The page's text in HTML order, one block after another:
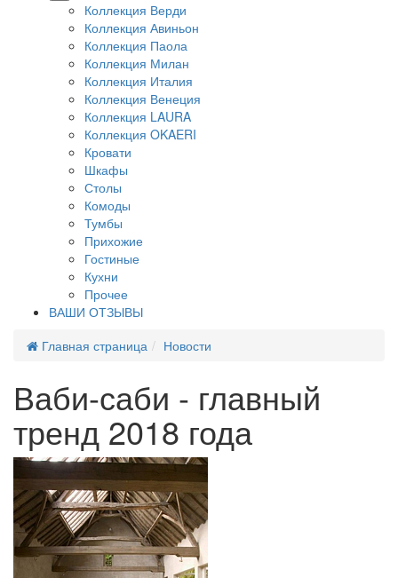
Коллекция Верди
Коллекция Авиньон
Коллекция Паола
Коллекция Милан
Коллекция Италия
Коллекция Венеция
Коллекция LAURA
Коллекция OKAERI
Кровати
Шкафы
Столы
Комоды
Тумбы
Прихожие
Гостиные
Кухни
Прочее
ВАШИ ОТЗЫВЫ
Главная страница
Новости
Ваби-саби - главный
тренд 2018 года